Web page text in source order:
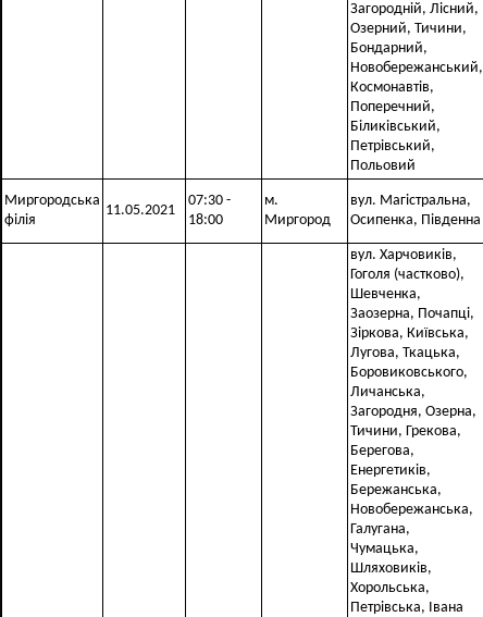
Загородній, Лісний,
Озерний, Тичини,
Бондарний,
Новобережанський,
Космонавтів,
Поперечний,
Біликівський,
Петрівський,
Польовий
Миргородська
філія
11.05.2021
07:30 -
18:00
м.
Миргород
вул. Магістральна,
Осипенка, Південна
вул. Харчовиків,
Гоголя (частково),
Шевченка,
Заозерна, Почапці,
Зіркова, Київська,
Лугова, Ткацька,
Боровиковського,
Личанська,
Загородня, Озерна,
Тичини, Грекова,
Берегова,
Енергетиків,
Бережанська,
Новобережанська,
Галугана,
Чумацька,
Шляховиків,
Хорольська,
Петрівська, Івана